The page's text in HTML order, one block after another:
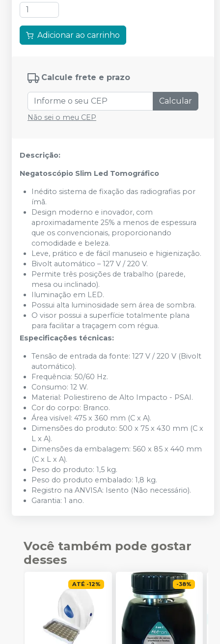
Adicionar ao carrinho
Calcule frete e prazo
Calcular
Não sei o meu CEP
Descrição:
Negatoscópio Slim Led Tomográfico
Inédito sistema de fixação das radiografias por
ímã.
Design moderno e inovador, com
aproximadamente 25% a menos de espessura
que os convencionais, proporcionando
comodidade e beleza.
Leve, prático e de fácil manuseio e higienização.
Bivolt automático – 127 V / 220 V.
Permite três posições de trabalho (parede,
mesa ou inclinado).
Iluminação em LED.
Possui alta luminosidade sem área de sombra.
O visor possui a superfície totalmente plana
para facilitar a traçagem com régua.
Especificações técnicas:
Tensão de entrada da fonte: 127 V / 220 V (Bivolt
automático).
Frequência: 50/60 Hz.
Consumo: 12 W.
Material: Poliestireno de Alto Impacto - PSAI.
Cor do corpo: Branco.
Área visível: 475 x 360 mm (C x A).
Dimensões do produto: 500 x 75 x 430 mm (C x
L x A).
Dimensões da embalagem: 560 x 85 x 440 mm
(C x L x A).
Peso do produto: 1,5 kg.
Peso do produto embalado: 1,8 kg.
Registro na ANVISA: Isento (Não necessário).
Garantia: 1 ano.
Você também pode gostar
desses
ATÉ -12% -38%